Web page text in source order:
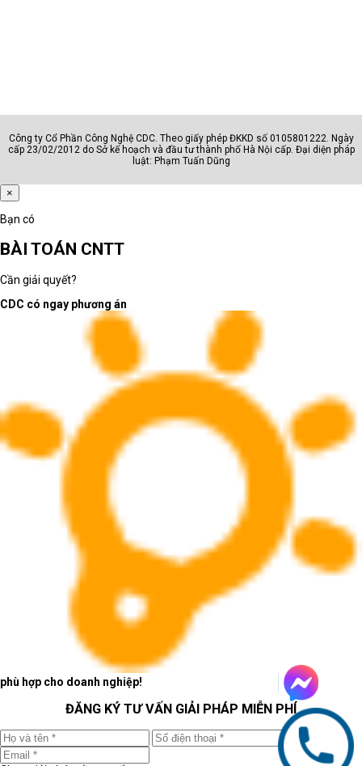
Công ty Cổ Phần Công Nghệ CDC. Theo giấy phép ĐKKD số 0105801222. Ngày
cấp 23/02/2012 do Sở kế hoạch và đầu tư thành phố Hà Nội cấp. Đại diện pháp
luật: Phạm Tuấn Dũng
×
Bạn có
BÀI TOÁN CNTT
Cần giải quyết?
CDC có ngay phương án
phù hợp cho doanh nghiệp!
ĐĂNG KÝ TƯ VẤN GIẢI PHÁP MIỄN PHÍ